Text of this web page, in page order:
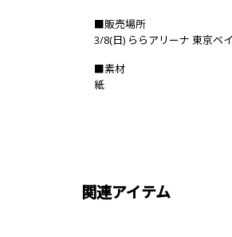
■販売場所
3/8(日) ららアリーナ 東京ベイ
■素材
紙
関連アイテム